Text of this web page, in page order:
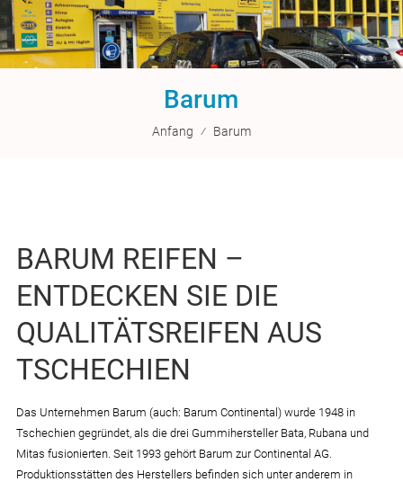
Barum
Anfang ⁄ Barum
BARUM REIFEN –
ENTDECKEN SIE DIE
QUALITÄTSREIFEN AUS
TSCHECHIEN
Das Unternehmen Barum (auch: Barum Continental) wurde 1948 in
Tschechien gegründet, als die drei Gummihersteller Bata, Rubana und
Mitas fusionierten. Seit 1993 gehört Barum zur Continental AG.
Produktionsstätten des Herstellers befinden sich unter anderem in